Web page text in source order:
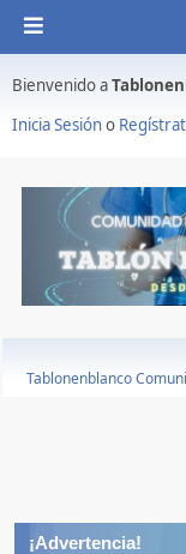
Bienvenido a
Inicia Sesióno
Tablonenblanco
¡Advertencia!